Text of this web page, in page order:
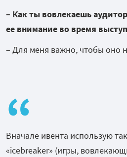
– Как ты вовлекаешь
ее внимание во время
– Для меня важно, чтобы оно
Вначале ивента использую
«icebreaker» (игры,